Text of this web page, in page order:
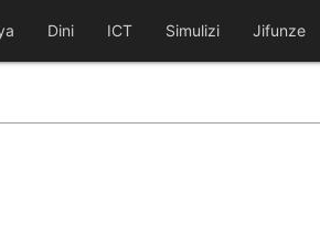
Dini ICT Simulizi Jifunze